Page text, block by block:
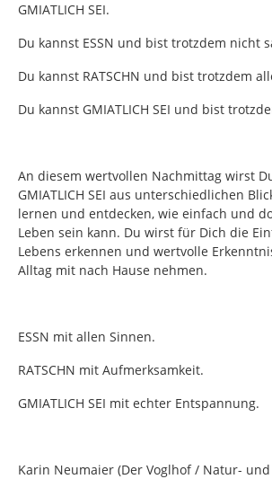
GMIATLICH SEI.
Du kannst ESSN und bist trotzdem nicht
Du kannst RATSCHN und bist trotzdem
Du kannst GMIATLICH SEI und bist
An diesem wertvollen Nachmittag wirst Du
GMIATLICH SEI aus unterschiedlichen
lernen und entdecken, wie einfach und
Leben sein kann. Du wirst für Dich die
Lebens erkennen und wertvolle
Alltag mit nach Hause nehmen.
ESSN mit allen Sinnen.
RATSCHN mit Aufmerksamkeit.
GMIATLICH SEI mit echter Entspannung.
Karin Neumaier (Der Voglhof / Natur- und